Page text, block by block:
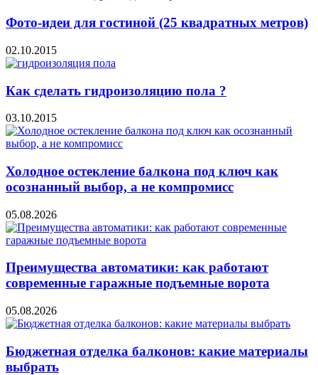
Фото-идеи для гостиной (25 квадратных метров)
02.10.2015
Как сделать гидроизоляцию пола ?
03.10.2015
Холодное остекление балкона под ключ как
осознанный выбор, а не компромисс
05.08.2026
Преимущества автоматики: как работают
современные гаражные подъемные ворота
05.08.2026
Бюджетная отделка балконов: какие материалы
выбрать